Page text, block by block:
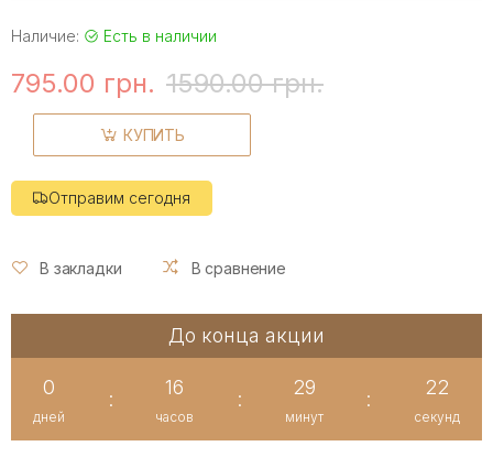
Наличие: Есть в наличии
795.00 грн. 1590.00 грн.
КУПИТЬ
Отправим сегодня
В закладки В сравнение
До конца акции
0
дней
:
16
часов
:
29
минут
:
22
секунд